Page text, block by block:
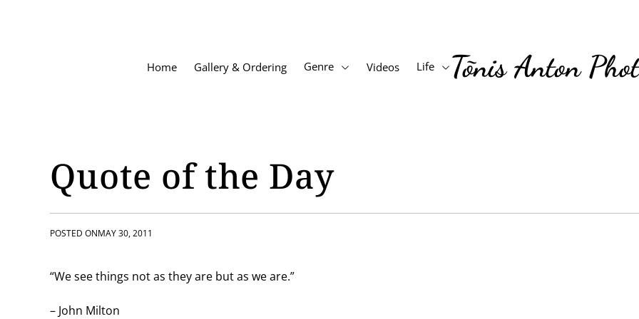
Home Gallery & Ordering Genre Videos Life Tõnis Anton
Quote of the Day
POSTED ONMAY 30, 2011
“We see things not as they are but as we are.”
– John Milton